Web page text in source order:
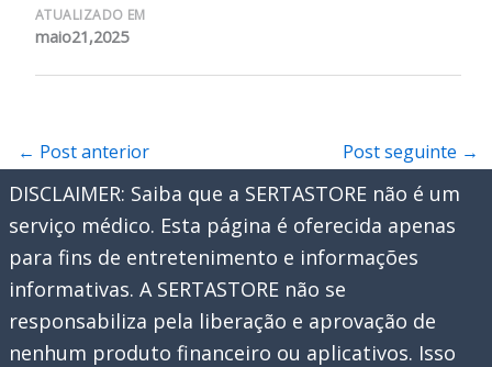
ATUALIZADO EM
maio21,2025
← Post anterior Post seguinte →
DISCLAIMER: Saiba que a SERTASTORE não é um
serviço médico. Esta página é oferecida apenas
para fins de entretenimento e informações
informativas. A SERTASTORE não se
responsabiliza pela liberação e aprovação de
nenhum produto financeiro ou aplicativos. Isso